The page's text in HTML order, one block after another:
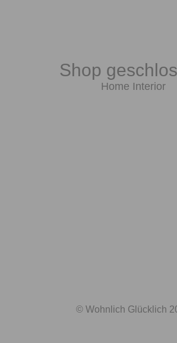
Shop
Home Interior
© Wohnlich Glücklich